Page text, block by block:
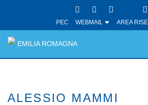
PEC WEBMAIL AREA
EMILIA ROMAGNA
ALESSIO MAMMI